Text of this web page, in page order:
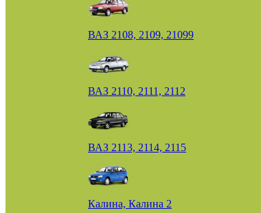
ВАЗ 2108, 2109, 21099
ВАЗ 2110, 2111, 2112
ВАЗ 2113, 2114, 2115
Калина, Калина 2